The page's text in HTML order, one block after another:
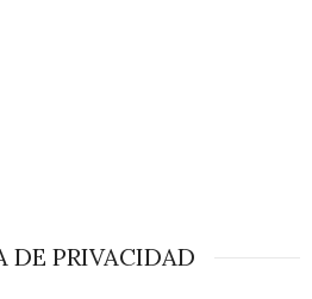
DE PRIVACIDAD